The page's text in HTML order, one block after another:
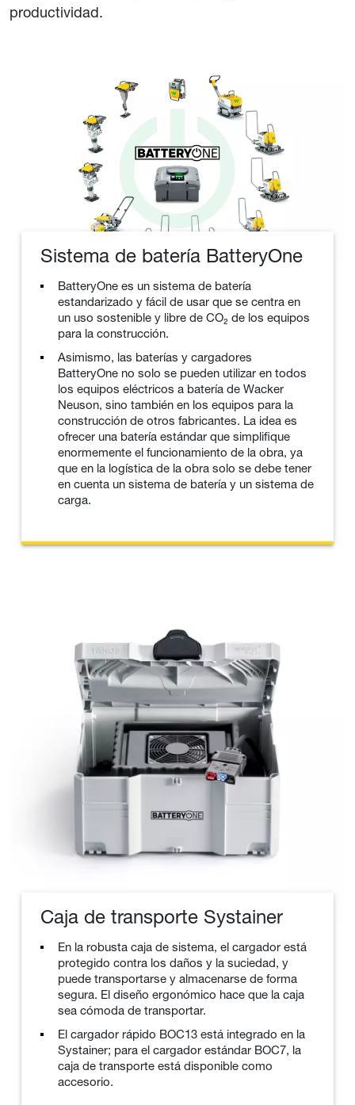
productividad.
Sistema de batería BatteryOne
BatteryOne es un sistema de batería
estandarizado y fácil de usar que se centra en
un uso sostenible y libre de CO₂ de los equipos
para la construcción.
Asimismo, las baterías y cargadores
BatteryOne no solo se pueden utilizar en todos
los equipos eléctricos a batería de Wacker
Neuson, sino también en los equipos para la
construcción de otros fabricantes. La idea es
ofrecer una batería estándar que simplifique
enormemente el funcionamiento de la obra, ya
que en la logística de la obra solo se debe tener
en cuenta un sistema de batería y un sistema de
carga.
Caja de transporte Systainer
En la robusta caja de sistema, el cargador está
protegido contra los daños y la suciedad, y
puede transportarse y almacenarse de forma
segura. El diseño ergonómico hace que la caja
sea cómoda de transportar.
El cargador rápido BOC13 está integrado en la
Systainer; para el cargador estándar BOC7, la
caja de transporte está disponible como
accesorio.